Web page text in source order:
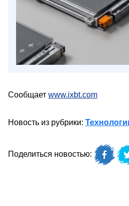
Сообщает www.ixbt.com
Новость из рубрики:
Поделиться новостью: